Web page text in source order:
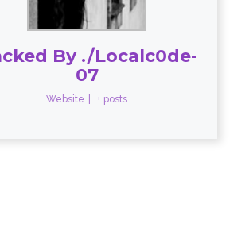
By ./Localc0de-
07
Website + posts